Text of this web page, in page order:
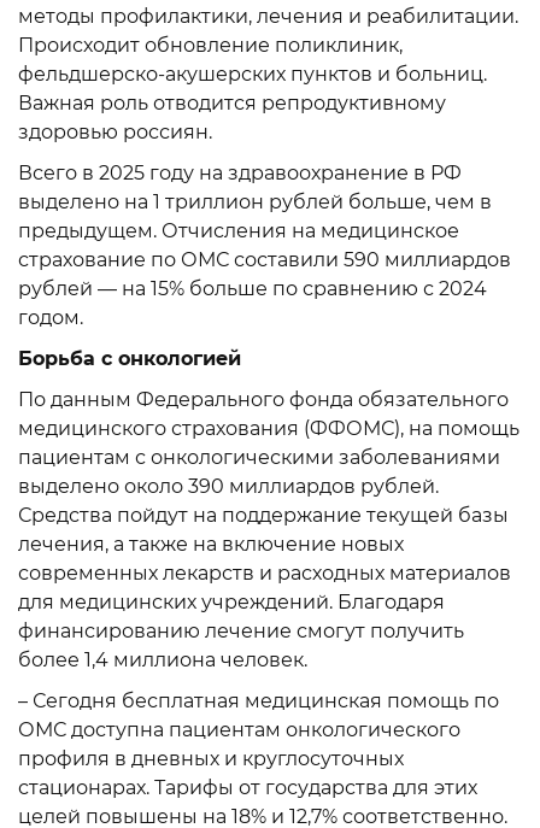
методы профилактики, лечения и реабилитации.
Происходит обновление поликлиник,
фельдшерско-акушерских пунктов и больниц.
Важная роль отводится репродуктивному
здоровью россиян.
Всего в 2025 году на здравоохранение в РФ
выделено на 1 триллион рублей больше, чем в
предыдущем. Отчисления на медицинское
страхование по ОМС составили 590 миллиардов
рублей — на 15% больше по сравнению с 2024
годом.
Борьба с онкологией
По данным Федерального фонда обязательного
медицинского страхования (ФФОМС), на помощь
пациентам с онкологическими заболеваниями
выделено около 390 миллиардов рублей.
Средства пойдут на поддержание текущей базы
лечения, а также на включение новых
современных лекарств и расходных материалов
для медицинских учреждений. Благодаря
финансированию лечение смогут получить
более 1,4 миллиона человек.
– Сегодня бесплатная медицинская помощь по
ОМС доступна пациентам онкологического
профиля в дневных и круглосуточных
стационарах. Тарифы от государства для этих
целей повышены на 18% и 12,7% соответственно.